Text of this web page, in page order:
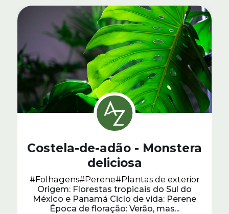
Costela-de-adão - Monstera
deliciosa
#Folhagens#Perene#Plantas de exterior
Origem: Florestas tropicais do Sul do
México e Panamá Ciclo de vida: Perene
Época de floração: Verão, mas...